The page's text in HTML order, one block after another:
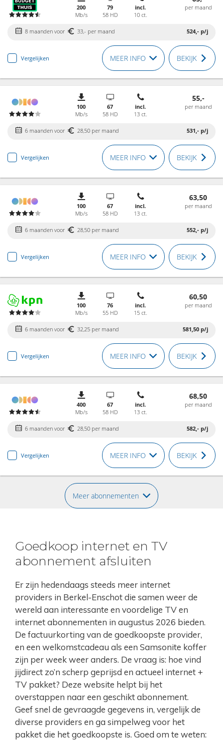
200
Mb/s
79
58 HD
incl.
10 ct.
per maand
8 maanden voor 33,- per maand 524,- p/j
Vergelijken MEER INFO BEKIJK
100
Mb/s
67
58 HD
incl.
13 ct.
55,-
per maand
6 maanden voor 28,50 per maand 531,- p/j
Vergelijken MEER INFO BEKIJK
100
Mb/s
67
58 HD
incl.
13 ct.
63,50
per maand
6 maanden voor 28,50 per maand 552,- p/j
Vergelijken MEER INFO BEKIJK
100
Mb/s
76
55 HD
incl.
15 ct.
60,50
per maand
6 maanden voor 32,25 per maand 581,50 p/j
Vergelijken MEER INFO BEKIJK
400
Mb/s
67
58 HD
incl.
13 ct.
68,50
per maand
6 maanden voor 28,50 per maand 582,- p/j
Vergelijken MEER INFO BEKIJK
Meer abonnementen
Goedkoop internet en TV
abonnement afsluiten
Er zijn hedendaags steeds meer internet
providers in Berkel-Enschot die samen weer de
wereld aan interessante en voordelige TV en
internet abonnementen in augustus 2026 bieden.
De factuurkorting van de goedkoopste provider,
en een welkomstcadeau als een Samsonite koffer
zijn per week weer anders. De vraag is: hoe vind
jijdirect zo’n scherp geprijsd en actueel internet +
TV pakket? Deze website helpt bij het
overstappen naar een geschikt abonnement.
Geef snel de gevraagde gegevens in, vergelijk de
diverse providers en ga simpelweg voor het
pakket die het goedkoopste is. Goed om te weten: